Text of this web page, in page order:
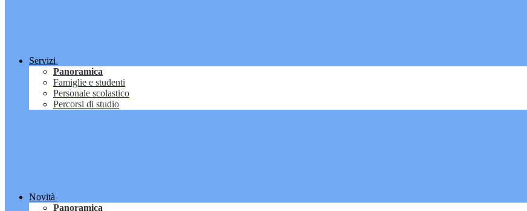
Servizi
Panoramica
Famiglie e studenti
Personale scolastico
Percorsi di studio
Novità
Panoramica